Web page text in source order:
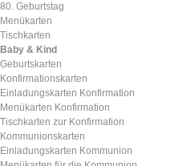
80. Geburtstag
Menükarten
Tischkarten
Baby & Kind
Geburtskarten
Konfirmationskarten
Einladungskarten Konfirmation
Menükarten Konfirmation
Tischkarten zur Konfirmation
Kommunionskarten
Einladungskarten Kommunion